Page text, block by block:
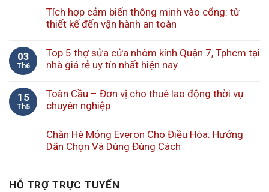
Tích hợp cảm biến thông minh vào cổng: từ
thiết kế đến vận hành an toàn
03
Th6
Top 5 thợ sửa cửa nhôm kính Quận 7, Tphcm tại
nhà giá rẻ uy tín nhất hiện nay
15
Th5
Toàn Cầu – Đơn vị cho thuê lao động thời vụ
chuyên nghiệp
Chăn Hè Mỏng Everon Cho Điều Hòa: Hướng
Dẫn Chọn Và Dùng Đúng Cách
HỖ TRỢ TRỰC TUYẾN